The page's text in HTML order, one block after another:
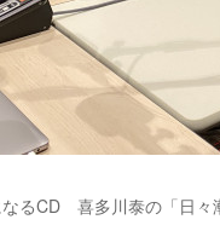
るCD 喜多川泰の「日々